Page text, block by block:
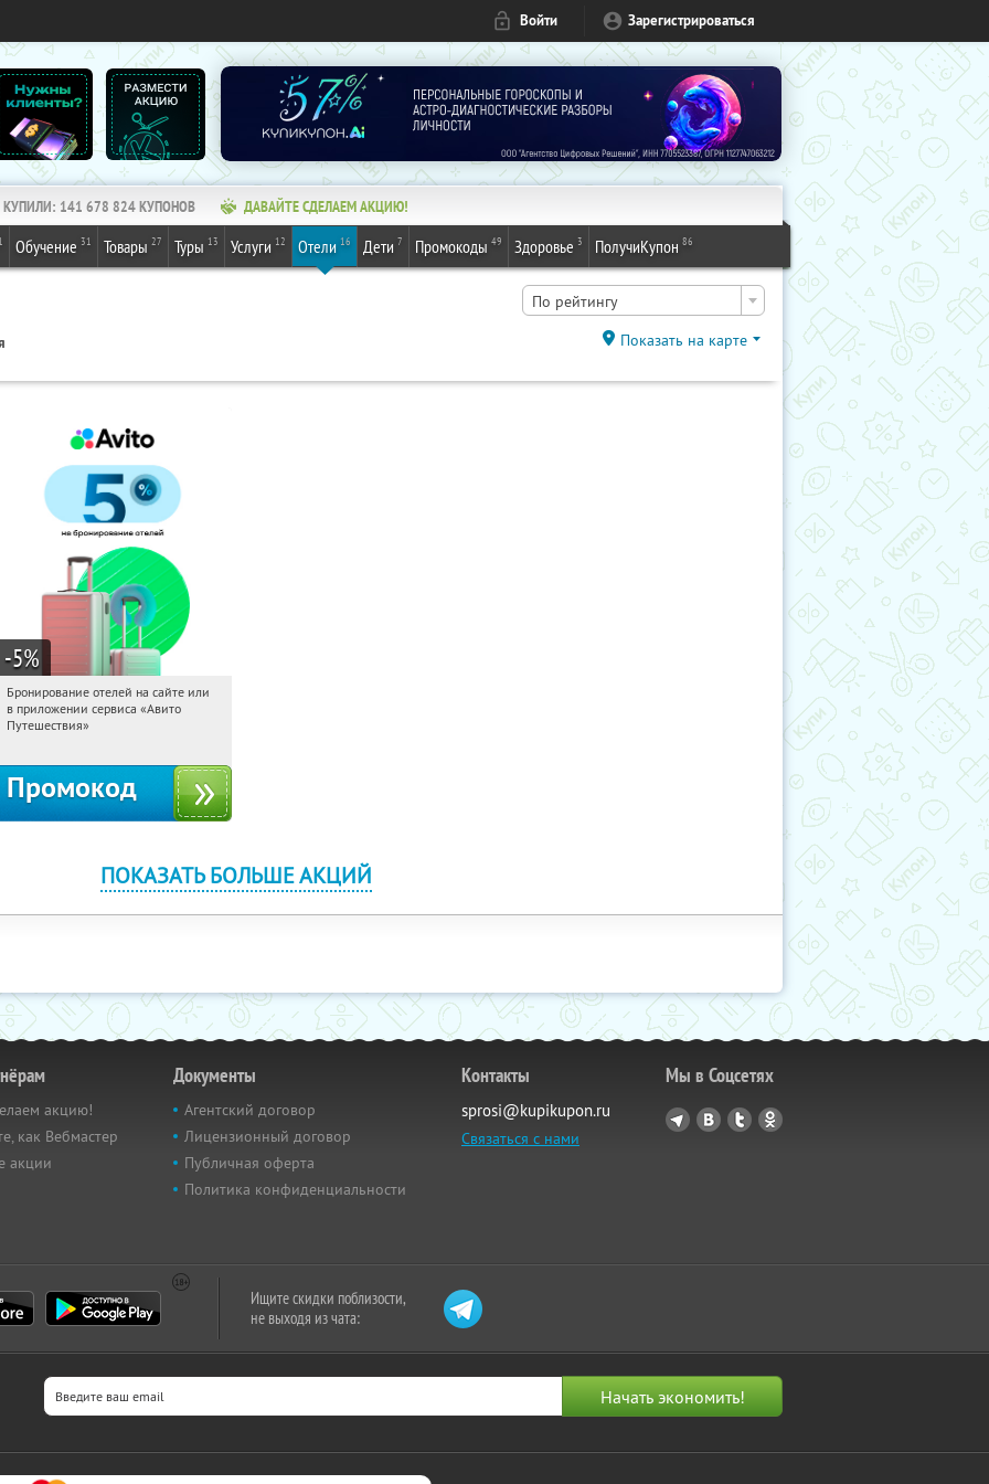
Войти Зарегистрироваться
КУПИЛИ: 141 678 824КУПОНОВ ДАВАЙТЕ СДЕЛАЕМ АКЦИЮ!
1 Обучение 31 Товары 27 Туры 13 Услуги 12 Отели 16 Дети 7 Промокоды 49 Здоровье 3 ПолучиКупон 86
По рейтингу
Показать на карте
-5%
03:00:38
Получи первым!
Россия
Бронирование отелей на сайте или
в приложении сервиса «Авито
Путешествия»
Промокод
ПОКАЗАТЬ БОЛЬШЕ АКЦИЙ
акцию!
как Вебмастер
акции
Документы
Агентский договор
Лицензионный договор
Публичная оферта
Политика конфиденциальности
Контакты
sprosi@kupikupon.ru
Связаться с нами
Мы в Соцсетях
Ищите скидки поблизости,
не выходя из чата: